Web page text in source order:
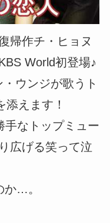
帰作チ・ヒョヌ
World初登場♪
ウンジが歌うト
えます！
手なトップミュー
広げる笑って泣
か…。